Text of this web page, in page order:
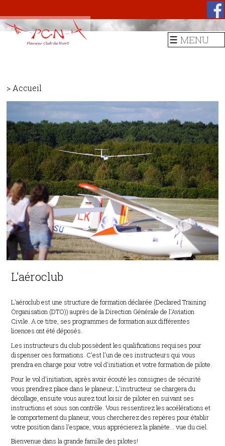
☰ MENU
> Accueil
L'aéroclub
L'aéroclub est une structure de formation déclarée (Declared Training
Organisation (DTO)) auprès de la Direction Générale de l'Aviation
Civile. A ce titre, ses programmes de formation aux différentes
licences ont été déposés.
Les instructeurs du club possèdent les qualifications requises pour
dispenser ces formations. C'est l'un de ces instructeurs qui vous
prendra en charge pour votre vol d'initiation et votre formation de pilote.
Pour le vol d'initiation, après avoir écouté les consignes de sécurité
vous prendrez place dans le planeur; L'instructeur se chargera du
décollage, ensuite vous aurez tout loisir de piloter en suivant ses
instructions et sous son contrôle. Vous ressentirez les accélérations et
le comportement du planeur, vous chercherez des repères pour établir
votre position dans l'espace, vous apprécierez la planète... vue du ciel.
Bienvenue dans la grande famille des pilotes!